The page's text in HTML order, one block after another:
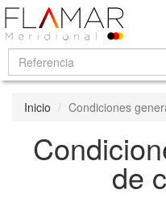
Inicio Condiciones
de